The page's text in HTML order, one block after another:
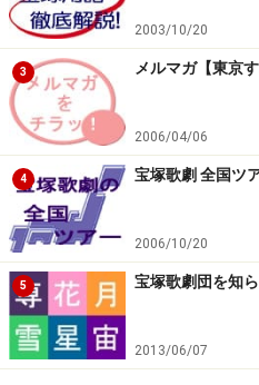
2003/10/20
3 メルマガ【東京
2006/04/06
4 宝塚歌劇 全国ツ
2006/10/20
5 宝塚歌劇団を知
2013/06/07